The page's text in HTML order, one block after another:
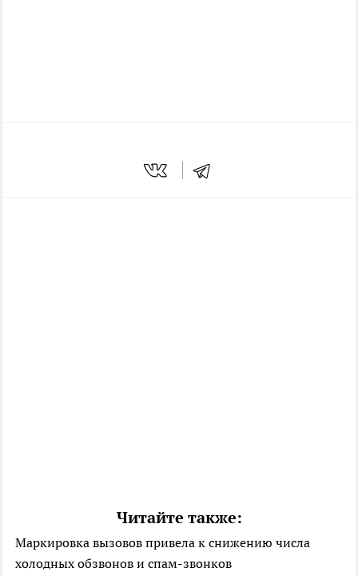
Читайте также:
Маркировка вызовов привела к снижению числа
холодных обзвонов и спам-звонков